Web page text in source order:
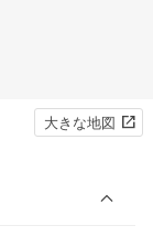
大きな地図